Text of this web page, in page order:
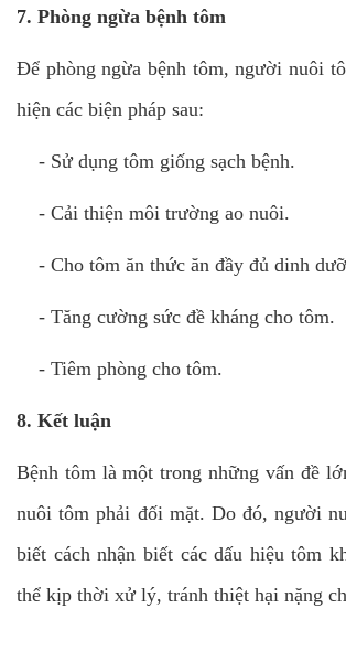
7. Phòng ngừa bệnh tôm
Để phòng ngừa bệnh tôm, người nuôi
hiện các biện pháp sau:
- Sử dụng tôm giống sạch bệnh.
- Cải thiện môi trường ao nuôi.
- Cho tôm ăn thức ăn đầy đủ dinh
- Tăng cường sức đề kháng cho tôm.
- Tiêm phòng cho tôm.
8. Kết luận
Bệnh tôm là một trong những vấn đề
nuôi tôm phải đối mặt. Do đó, người
biết cách nhận biết các dấu hiệu tôm
thể kịp thời xử lý, tránh thiệt hại nặng